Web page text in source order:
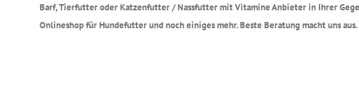
Barf, Tierfutter oder Katzenfutter / Nassfutter mit Vitamine Anbieter in Ihrer
Onlineshop für Hundefutter und noch einiges mehr. Beste Beratung macht uns aus.